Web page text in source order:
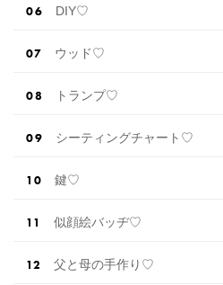
DIY♡
ウッド♡
トランプ♡
シーティングチャート♡
鍵♡
似顔絵バッヂ♡
父と母の手作り♡